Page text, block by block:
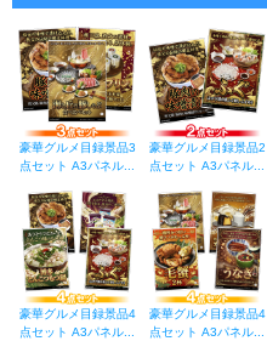
豪華グルメ目録景品3
点セット A3パネル...
豪華グルメ目録景品2
点セット A3パネル...
豪華グルメ目録景品4
点セット A3パネル...
豪華グルメ目録景品4
点セット A3パネル...